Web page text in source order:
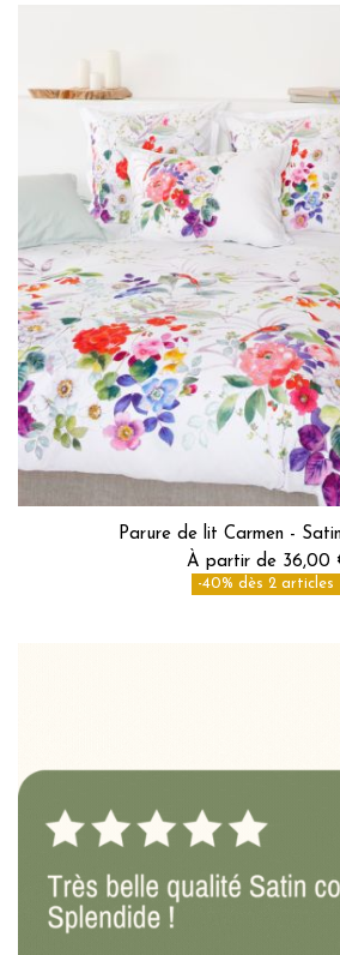
Parure de lit Carmen -
À partir de 36,00
-40% dès 2 articles